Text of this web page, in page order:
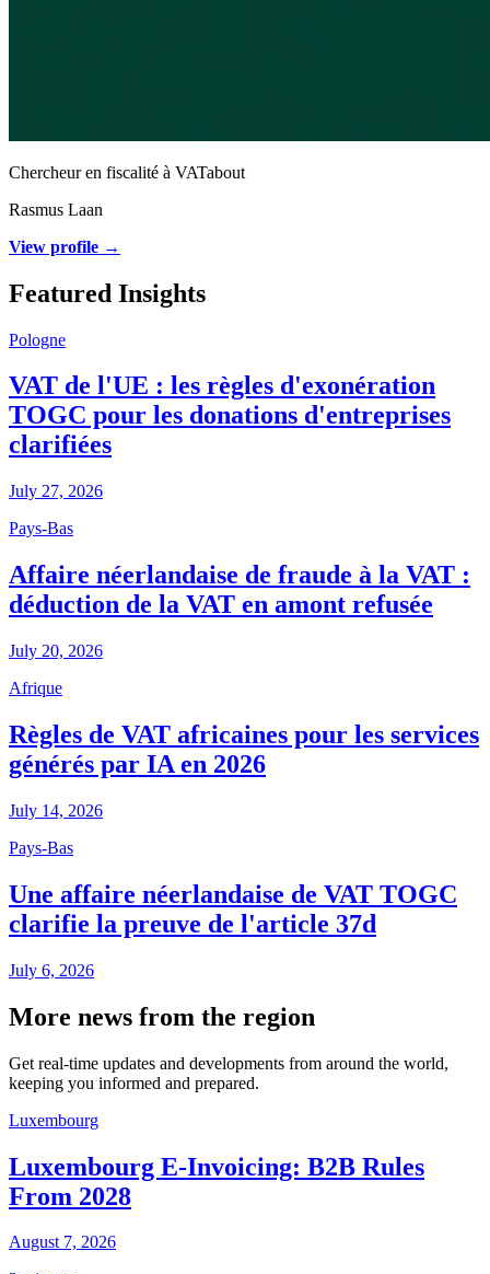
Chercheur en fiscalité à VATabout
Rasmus Laan
View profile →
Featured Insights
Pologne
VAT de l'UE : les règles d'exonération
TOGC pour les donations d'entreprises
clarifiées
July 27, 2026
Pays-Bas
Affaire néerlandaise de fraude à la VAT :
déduction de la VAT en amont refusée
July 20, 2026
Afrique
Règles de VAT africaines pour les services
générés par IA en 2026
July 14, 2026
Pays-Bas
Une affaire néerlandaise de VAT TOGC
clarifie la preuve de l'article 37d
July 6, 2026
More news from the region
Get real-time updates and developments from around the world,
keeping you informed and prepared.
Luxembourg
Luxembourg E-Invoicing: B2B Rules
From 2028
August 7, 2026